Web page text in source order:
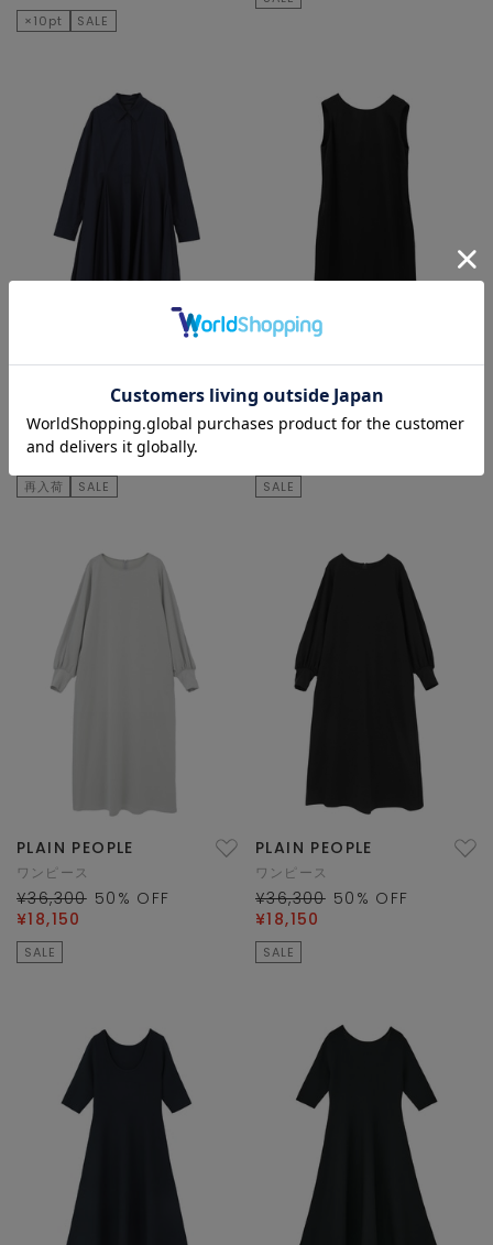
×10pt SALE
¥42,900 50% OFF
¥21,450
再入荷 SALE
ワンピース
¥42,900 50% OFF
SALE
PLAIN PEOPLE
ワンピース
¥36,300 50 % OFF
¥18,150
SALE
PLAIN PEOPLE
ワンピース
¥36,300 50 % OFF
¥18,150
SALE